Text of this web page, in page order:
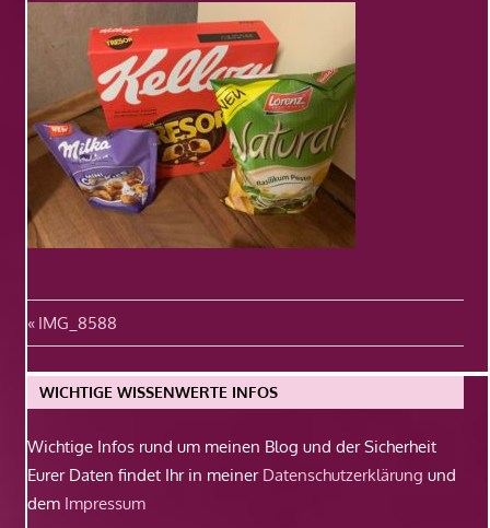
Beitragsnavigation
Vorheriger
Beitrag:
IMG_8588
WICHTIGE WISSENWERTE INFOS
Wichtige Infos rund um meinen Blog und der Sicherheit
Eurer Daten findet Ihr in meiner Datenschutzerklärung und
dem Impressum